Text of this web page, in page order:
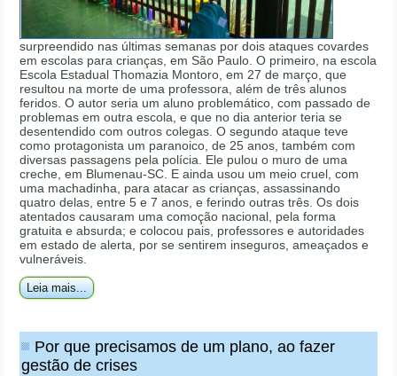
surpreendido nas últimas semanas por dois ataques covardes
em escolas para crianças, em São Paulo. O primeiro, na escola
Escola Estadual Thomazia Montoro, em 27 de março, que
resultou na morte de uma professora, além de três alunos
feridos. O autor seria um aluno problemático, com passado de
problemas em outra escola, e que no dia anterior teria se
desentendido com outros colegas. O segundo ataque teve
como protagonista um paranoico, de 25 anos, também com
diversas passagens pela polícia. Ele pulou o muro de uma
creche, em Blumenau-SC. E ainda usou um meio cruel, com
uma machadinha, para atacar as crianças, assassinando
quatro delas, entre 5 e 7 anos, e ferindo outras três. Os dois
atentados causaram uma comoção nacional, pela forma
gratuita e absurda; e colocou pais, professores e autoridades
em estado de alerta, por se sentirem inseguros, ameaçados e
vulneráveis.
Leia mais...
Por que precisamos de um plano, ao fazer
gestão de crises